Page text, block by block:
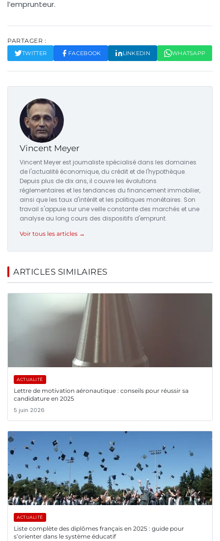
l’emprunteur.
PARTAGER :
TWITTER FACEBOOK LINKEDIN WHATSAPP
Vincent Meyer
Vincent Meyer est journaliste spécialisé dans les domaines
de l'actualité économique, du crédit et de l'hypothèque.
Depuis plus de dix ans, il couvre les évolutions
réglementaires et les tendances du financement immobilier,
ainsi que les taux d'intérêt et les politiques monétaires. Son
travail s'appuie sur une veille constante des marchés et une
analyse au long cours des dispositifs d'emprunt.
Voir tous les articles →
ARTICLES SIMILAIRES
ACTUALITÉ
Lettre de motivation aéronautique : conseils pour réussir sa
candidature en 2025
5 juin 2026
ACTUALITÉ
Liste complète des diplômes français en 2025 : guide pour
s’orienter dans le système éducatif